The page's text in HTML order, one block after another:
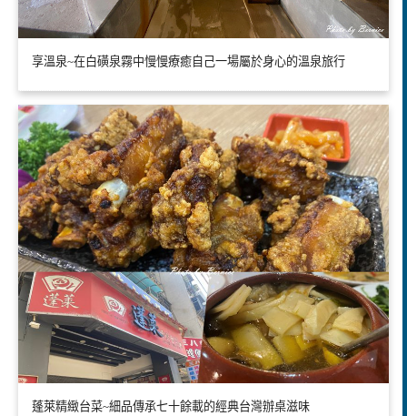
享溫泉~在白磺泉霧中慢慢療癒自己一場屬於身心的溫泉旅行
蓬萊精緻台菜~細品傳承七十餘載的經典台灣辦桌滋味